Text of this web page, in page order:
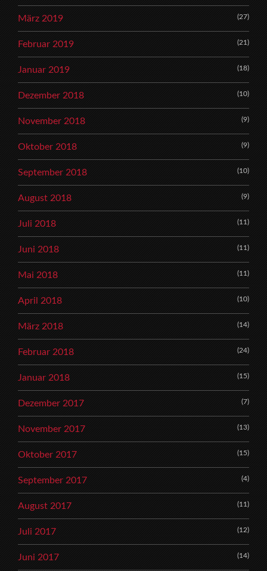
März 2019 (27)
Februar 2019 (21)
Januar 2019 (18)
Dezember 2018 (10)
November 2018 (9)
Oktober 2018 (9)
September 2018 (10)
August 2018 (9)
Juli 2018 (11)
Juni 2018 (11)
Mai 2018 (11)
April 2018 (10)
März 2018 (14)
Februar 2018 (24)
Januar 2018 (15)
Dezember 2017 (7)
November 2017 (13)
Oktober 2017 (15)
September 2017 (4)
August 2017 (11)
Juli 2017 (12)
Juni 2017 (14)